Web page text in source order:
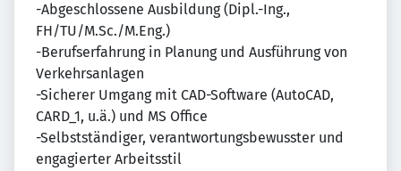
-Abgeschlossene Ausbildung (Dipl.-Ing.,
FH/TU/M.Sc./M.Eng.)
-Berufserfahrung in Planung und Ausführung von
Verkehrsanlagen
-Sicherer Umgang mit CAD-Software (AutoCAD,
CARD_1, u.ä.) und MS Office
-Selbstständiger, verantwortungsbewusster und
engagierter Arbeitsstil